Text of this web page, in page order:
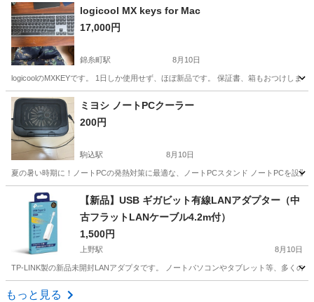
東京 板橋区
logicool MX keys for Mac
17,000円
錦糸町駅 8月10日
logicoolのMXKEYです。 1日しか使用せず、ほぼ新品です。 保証書、箱もおつけします
東京 墨田区 錦糸町駅 パソコン
ミヨシ ノートPCクーラー
200円
駒込駅 8月10日
夏の暑い時期に！ノートPCの発熱対策に最適な、ノートPCスタンド ノートPCを設
文京区 駒込駅 周辺機器
【新品】USB ギガビット有線LANアダプター（中
古フラットLANケーブル4.2m付）
1,500円
上野駅 8月10日
TP-LINK製の新品未開封LANアダプタです。 ノートパソコンやタブレット等、多くの
東京 台東区
もっと見る